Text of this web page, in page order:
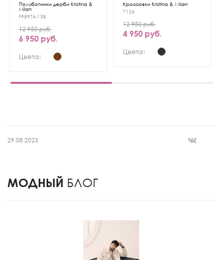
Полуботинки дерби Kristina &
Milan
F989TA-13B
12 950 руб.
6 950 руб.
Цвета:
Кроссовки Kristina & Milan
7126
12 950 руб.
4 950 руб.
Цвета:
29.08.2023
МОДНЫЙ БЛОГ